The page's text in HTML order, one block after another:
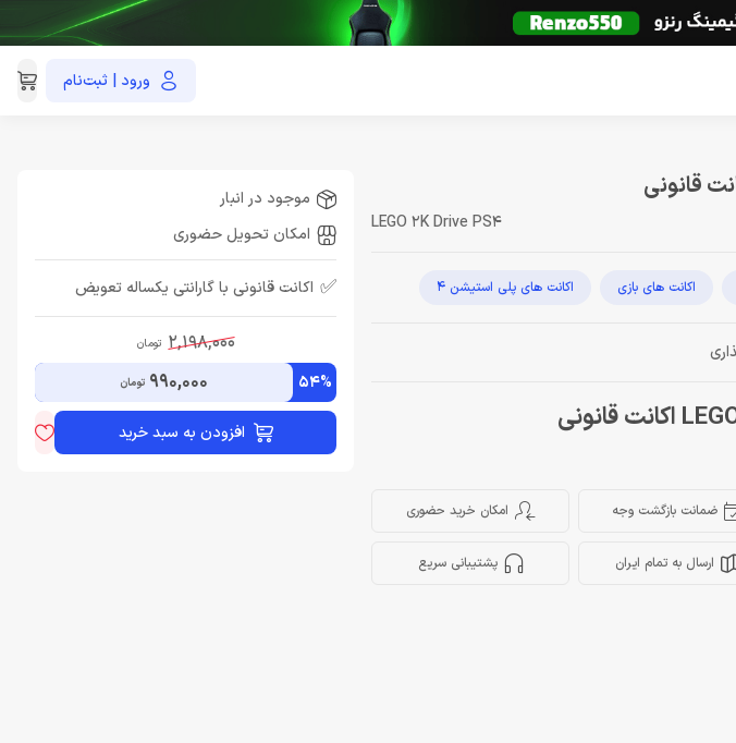
ورود | ثبت‌نام021-91035390
LEGO 2K Drive PS4
اکانت های بازی اکانت های پلی استیشن 4
ضمانت بازگشت وجه امکان خرید حضوری
ارسال به تمام ایران پشتیبانی سریع
موجود در انبار
امکان تحویل حضوری
✅ اکانت قانونی با گارانتی یکساله تعویض
2,198,000 تومان
54%
990,000 تومان
افزودن به سبد خرید